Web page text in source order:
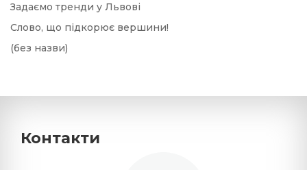
Задаємо тренди у Львові
Слово, що підкорює вершини!
(без назви)
Контакти